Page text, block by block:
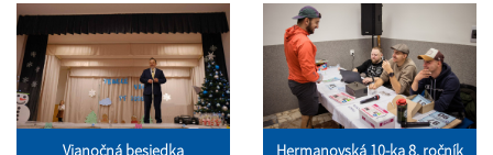
Vianočná besiedka Hermanovská 10-ka 8. ročník